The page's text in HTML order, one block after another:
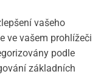
vašeho
ve vašem prohlížeči
podle
základních